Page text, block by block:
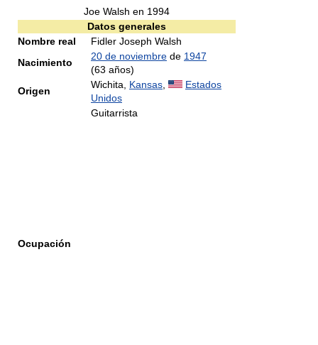
Joe Walsh en 1994
Datos generales
Nombre real
Fidler Joseph Walsh
Nacimiento
20 de noviembre de 1947
(63 años)
Origen
Wichita, Kansas
Estados
Unidos
Ocupación
Guitarrista